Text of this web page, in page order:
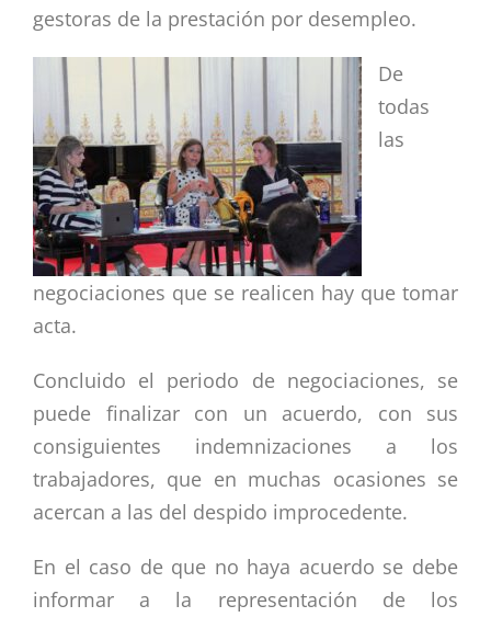
gestoras de la prestación por desempleo.
De
todas
las
negociaciones que se realicen hay que tomar
acta.
Concluido el periodo de negociaciones, se
puede finalizar con un acuerdo, con sus
consiguientes indemnizaciones a los
trabajadores, que en muchas ocasiones se
acercan a las del despido improcedente.
En el caso de que no haya acuerdo se debe
informar a la representación de los